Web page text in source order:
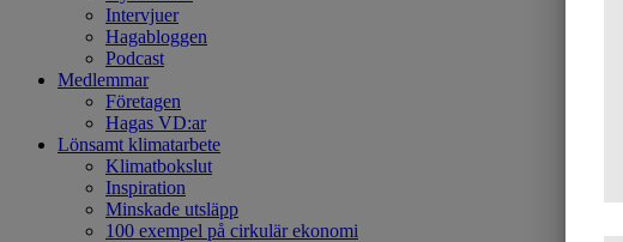
Intervjuer
Hagabloggen
Podcast
Medlemmar
Företagen
Hagas VD:ar
Lönsamt klimatarbete
Klimatbokslut
Inspiration
Minskade utsläpp
100 exempel på cirkulär ekonomi